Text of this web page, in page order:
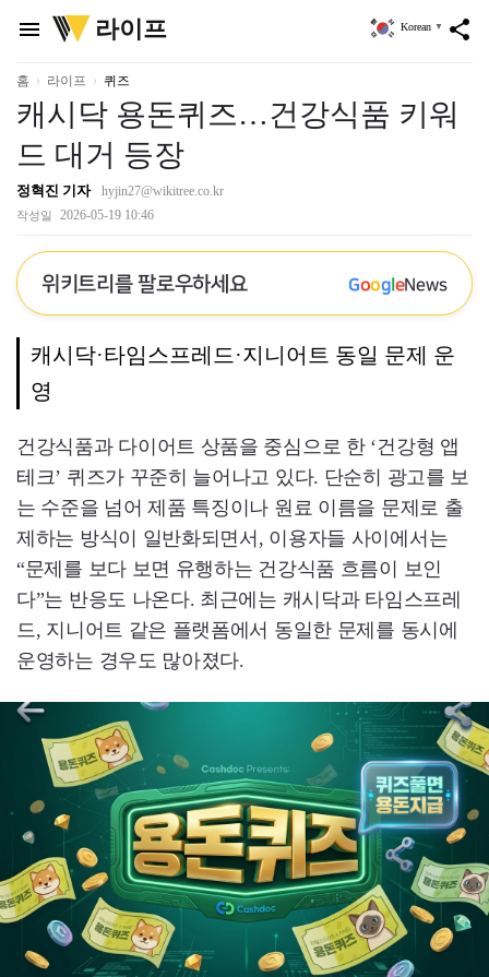
menu
위
키
리
라이프 share
Korean ▼
홈 라이프 퀴즈
캐시닥 용돈퀴즈…건강식품 키워
드 대거 등장
정혁진 기자 hyjin27@wikitree.co.kr
작성일 2026-05-19 10:46
위키트리를 팔로우하세요 GoogleNews
캐시닥·타임스프레드·지니어트 동일 문제 운
영
건강식품과 다이어트 상품을 중심으로 한 ‘건강형 앱
테크’ 퀴즈가 꾸준히 늘어나고 있다. 단순히 광고를 보
는 수준을 넘어 제품 특징이나 원료 이름을 문제로 출
제하는 방식이 일반화되면서, 이용자들 사이에서는
“문제를 보다 보면 유행하는 건강식품 흐름이 보인
다”는 반응도 나온다. 최근에는 캐시닥과 타임스프레
드, 지니어트 같은 플랫폼에서 동일한 문제를 동시에
운영하는 경우도 많아졌다.